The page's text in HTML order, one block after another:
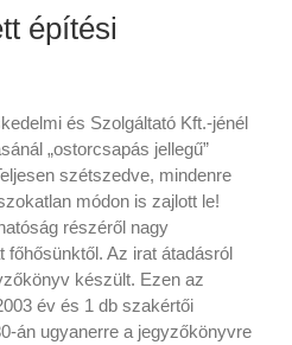
építési
és Szolgáltató Kft.-jénél
„ostorcsapás jellegű”
szétszedve, mindenre
módon is zajlott le!
részéről nagy
főhősünktől. Az irat átadásról
készült. Ezen az
év és 1 db szakértői
án ugyanerre a jegyzőkönyvre